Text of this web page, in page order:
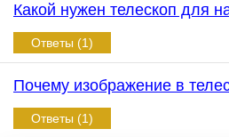
Какой нужен телескоп для
Ответы (1)
Почему изображение в
Ответы (1)